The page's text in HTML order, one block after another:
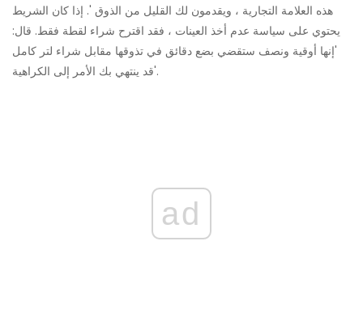
هذه العلامة التجارية ، ويقدمون لك القليل من الذوق '. إذا كان الشريط
يحتوي على سياسة عدم أخذ العينات ، فقد اقترح شراء لقطة فقط. قال:
'إنها أوقية ونصف ستقضي بضع دقائق في تذوقها مقابل شراء لتر كامل
قد ينتهي بك الأمر إلى الكراهية'.
ad